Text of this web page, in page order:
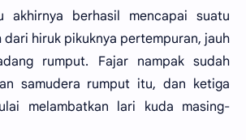
akhirnya berhasil mencapai suatu
dari hiruk pikuknya pertempuran, jauh
rumput. Fajar nampak sudah
samudera rumput itu, dan ketiga
melambatkan lari kuda masing-